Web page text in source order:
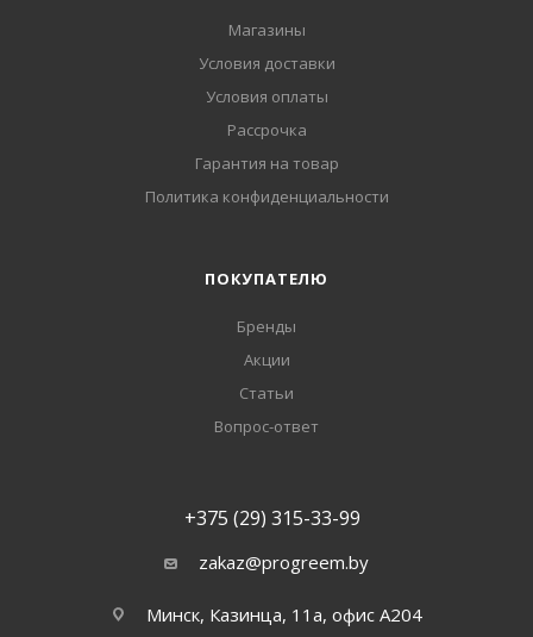
Магазины
Условия доставки
Условия оплаты
Рассрочка
Гарантия на товар
Политика конфиденциальности
ПОКУПАТЕЛЮ
Бренды
Акции
Статьи
Вопрос-ответ
+375 (29) 315-33-99
zakaz@progreem.by
Минск, Казинца, 11а, офис А204